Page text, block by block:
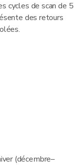
cycles de scan de 5
des retours
(décembre–